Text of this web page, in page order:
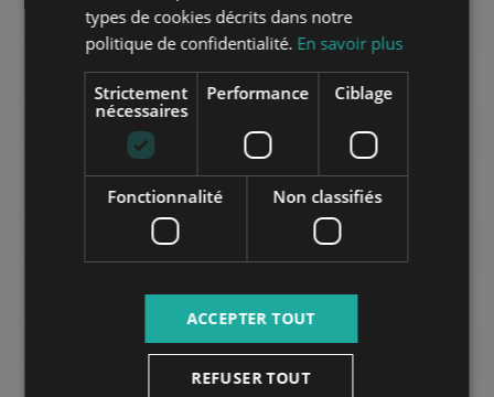
APARTMENT FOR RENT: BÉLA KIRÁLY ÚT
Montant du loyer:
Quartier 12 • Studio • 100 m
AUTRES
RUSSIAN
ARABIC
types de cookies décrits dans notre
politique de confidentialité. En savoir plus
Strictement
nécessaires
Performance Ciblage
Fonctionnalité Non classifiés
ACCEPTER TOUT
REFUSER TOUT